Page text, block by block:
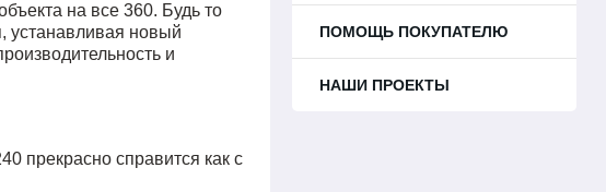
на все 360. Будь то
устанавливая новый
и
прекрасно справится как с
ПОМОЩЬ ПОКУПАТЕЛЮ
НАШИ ПРОЕКТЫ